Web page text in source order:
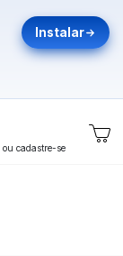
Instalar
ou cadastre-se